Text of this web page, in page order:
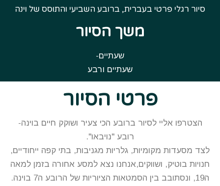
סיור רגלי פרטי בעברית, ברובע השביעי והתוסס של וינה
משך הסיור
שעתיים-
שעתיים ורבע
פרטי הסיור
הצטרפו אליי לסיור ברובע הכי צעיר ושוקק חיים בוינה-
רובע "נויבאו".
לצד מסעדות מקומיות, גלריות מגניבות, בתי קפה ייחודיים,
חנויות בוטיק, ושווקים,אנחנו נצא למסע אחורה בזמן למאה
ה19, ונסתובב בין הסמטאות הציוריות של הרובע ה7 בוינה.